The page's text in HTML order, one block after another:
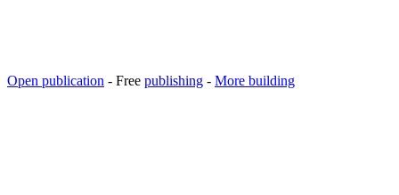
Open publication - Free publishing - More building